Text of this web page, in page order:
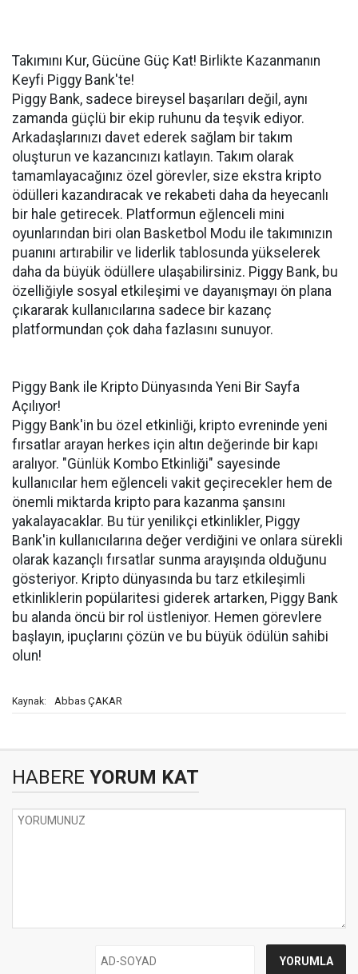
Takımını Kur, Gücüne Güç Kat! Birlikte Kazanmanın
Keyfi Piggy Bank'te!
Piggy Bank, sadece bireysel başarıları değil, aynı
zamanda güçlü bir ekip ruhunu da teşvik ediyor.
Arkadaşlarınızı davet ederek sağlam bir takım
oluşturun ve kazancınızı katlayın. Takım olarak
tamamlayacağınız özel görevler, size ekstra kripto
ödülleri kazandıracak ve rekabeti daha da heyecanlı
bir hale getirecek. Platformun eğlenceli mini
oyunlarından biri olan Basketbol Modu ile takımınızın
puanını artırabilir ve liderlik tablosunda yükselerek
daha da büyük ödüllere ulaşabilirsiniz. Piggy Bank, bu
özelliğiyle sosyal etkileşimi ve dayanışmayı ön plana
çıkararak kullanıcılarına sadece bir kazanç
platformundan çok daha fazlasını sunuyor.
Piggy Bank ile Kripto Dünyasında Yeni Bir Sayfa
Açılıyor!
Piggy Bank'in bu özel etkinliği, kripto evreninde yeni
fırsatlar arayan herkes için altın değerinde bir kapı
aralıyor. "Günlük Kombo Etkinliği" sayesinde
kullanıcılar hem eğlenceli vakit geçirecekler hem de
önemli miktarda kripto para kazanma şansını
yakalayacaklar. Bu tür yenilikçi etkinlikler, Piggy
Bank'in kullanıcılarına değer verdiğini ve onlara sürekli
olarak kazançlı fırsatlar sunma arayışında olduğunu
gösteriyor. Kripto dünyasında bu tarz etkileşimli
etkinliklerin popülaritesi giderek artarken, Piggy Bank
bu alanda öncü bir rol üstleniyor. Hemen görevlere
başlayın, ipuçlarını çözün ve bu büyük ödülün sahibi
olun!
Kaynak: Abbas ÇAKAR
HABERE YORUM KAT